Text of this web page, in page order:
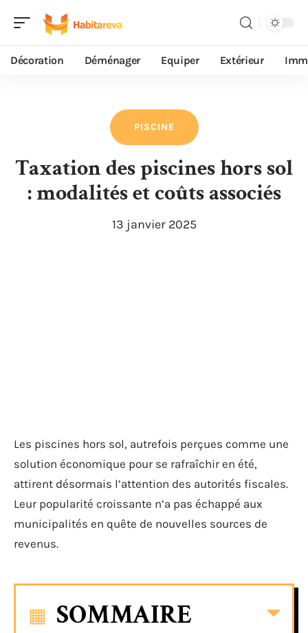
Décoration Déménager Equiper Extérieur
PISCINE
Taxation des piscines hors sol
: modalités et coûts associés
13 janvier 2025
Les piscines hors sol, autrefois perçues comme une
solution économique pour se rafraîchir en été,
attirent désormais l’attention des autorités fiscales.
Leur popularité croissante n’a pas échappé aux
municipalités en quête de nouvelles sources de
revenus.
SOMMAIRE